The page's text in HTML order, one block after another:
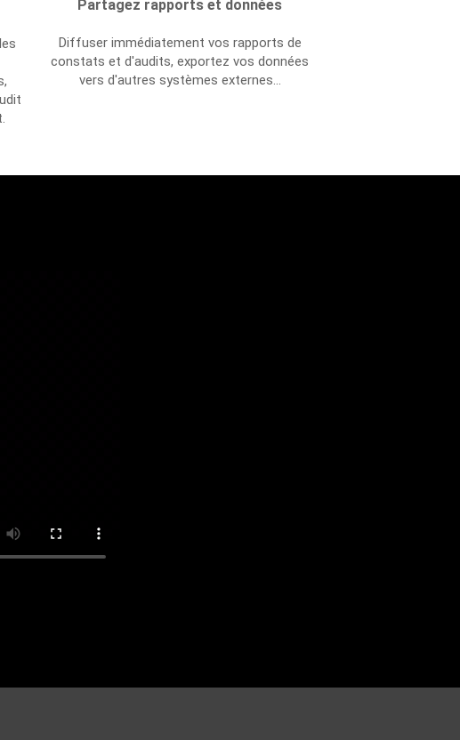
Partagez rapports et données
Diffuser immédiatement vos rapports de
constats et d'audits, exportez vos données
vers d'autres systèmes externes...